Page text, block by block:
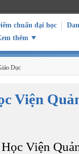
chuẩn đại học
thêm
Dục
Viện
Viện